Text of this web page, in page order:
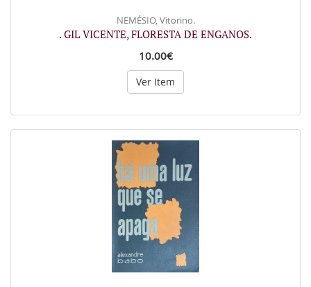
NEMÉSIO, Vitorino.
. GIL VICENTE, FLORESTA DE ENGANOS.
10.00€
Ver Item